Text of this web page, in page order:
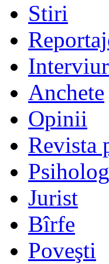
Stiri
Anchete
Opinii
Revista
Psiholog
Jurist
Bîrfe
Poveşti